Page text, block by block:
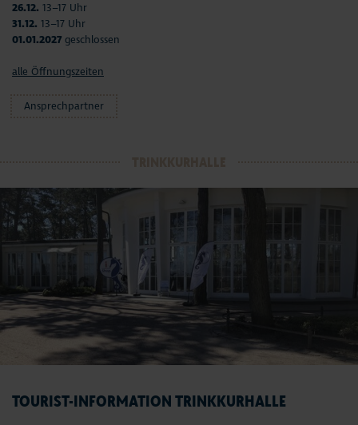
26.12. 13–17 Uhr
31.12. 13–17 Uhr
01.01.2027 geschlossen
alle Öffnungszeiten
Ansprechpartner
TOURIST-INFORMATION TRINKKURHALLE